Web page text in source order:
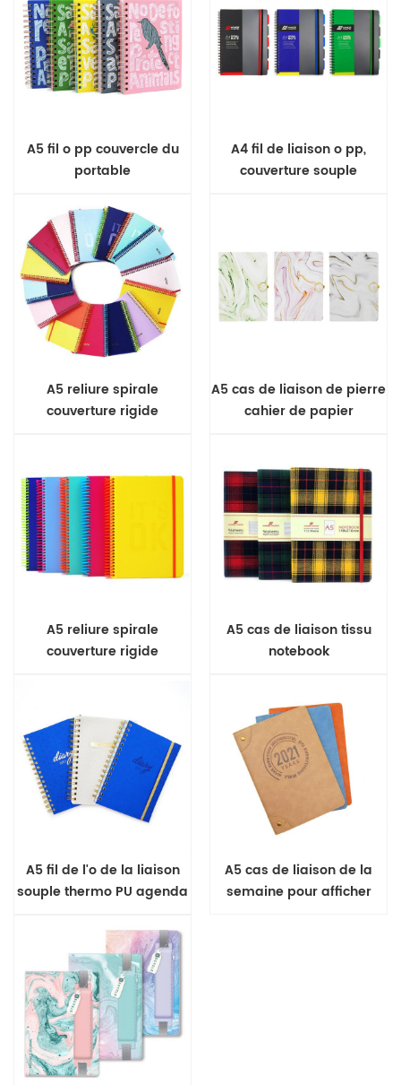
A5 fil o pp couvercle du
portable
A4 fil de liaison o pp,
couverture souple
A5 reliure spirale
couverture rigide
A5 cas de liaison de pierre
cahier de papier
A5 reliure spirale
couverture rigide
A5 cas de liaison tissu
notebook
A5 fil de l'o de la liaison
souple thermo PU agenda
A5 cas de liaison de la
semaine pour afficher